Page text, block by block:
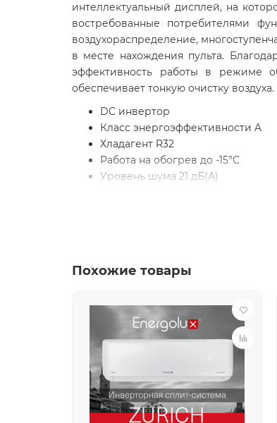
интеллектуальный дисплей, на
востребованные потребителями
воздухораспределение,
в месте нахождения пульта.
эффективность работы в режиме
обеспечивает тонкую очистку
DC инвертор
Класс энергоэффективности A
Хладагент R32
Работа на обогрев до -15°C
Уровень шума 21 дБ(А)
Интеллектуальный дисплей
Самодиагностика
Самоочистка внутреннего блока
Турборежим
Русифицированный пульт
Держатель пульта
Гарантия 5 лет
Похожие товары